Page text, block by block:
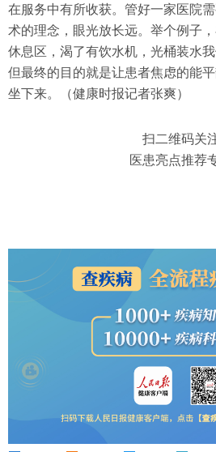
在服务中有所收获。管好一家医院
术的理念，眼光放长远。举个例子
休息区，渴了有饮水机，光桶装水
但最终的目的就是让患者焦虑的能
坐下来。（健康时报记者张爽）
扫二维码关
医患亮点推荐